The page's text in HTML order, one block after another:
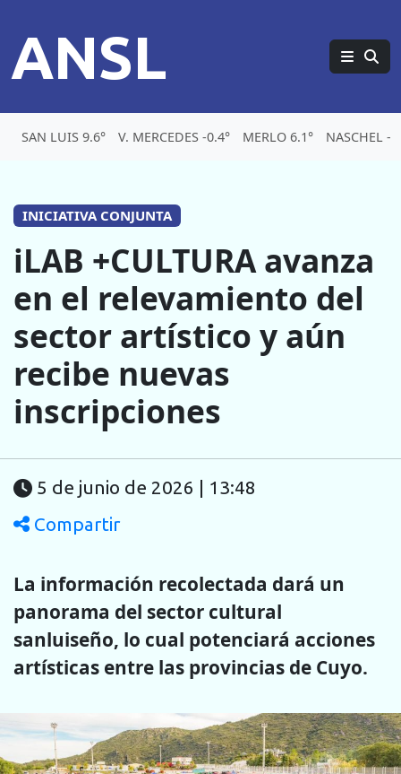
ANSL
SAN LUIS 9.6° V. MERCEDES -0.4° MERLO 6.1° NASCHEL -
INICIATIVA CONJUNTA
iLAB +CULTURA avanza
en el relevamiento del
sector artístico y aún
recibe nuevas
inscripciones
5 de junio de 2026 | 13:48
Compartir
La información recolectada dará un
panorama del sector cultural
sanluiseño, lo cual potenciará acciones
artísticas entre las provincias de Cuyo.